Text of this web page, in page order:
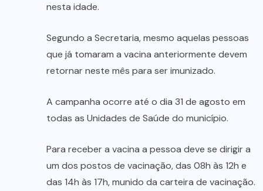
nesta idade.
Segundo a Secretaria, mesmo aquelas pessoas
que já tomaram a vacina anteriormente devem
retornar neste mês para ser imunizado.
A campanha ocorre até o dia 31 de agosto em
todas as Unidades de Saúde do município.
Para receber a vacina a pessoa deve se dirigir a
um dos postos de vacinação, das 08h às 12h e
das 14h às 17h, munido da carteira de vacinação.